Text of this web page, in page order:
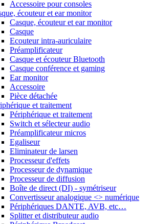
Accessoire pour consoles
écouteur et ear monitor
Casque, écouteur et ear monitor
Casque
Ecouteur intra-auriculaire
Préamplificateur
Casque et écouteur Bluetooth
Casque conférence et gaming
Ear monitor
Accessoire
Pièce détachée
et traitement
Périphérique et traitement
Switch et sélecteur audio
Préamplificateur micros
Egaliseur
Eliminateur de larsen
Processeur d'effets
Processeur de dynamique
Processeur de diffusion
Boîte de direct (DI) - symétriseur
Convertisseur analogique <> numérique
Périphériques DANTE, AVB, etc…
Splitter et distributeur audio